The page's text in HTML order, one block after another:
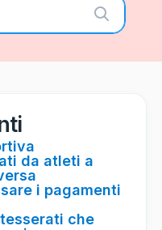
da atleti a
i pagamenti
che